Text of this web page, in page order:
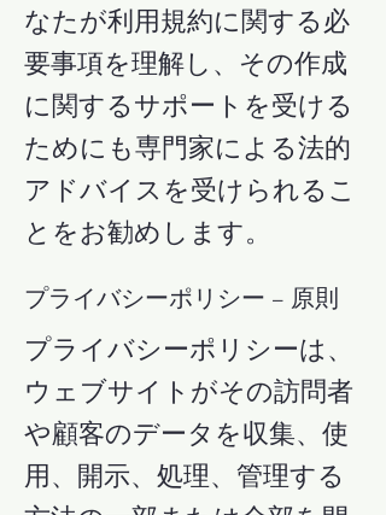
なたが利用規約に関する必
要事項を理解し、その作成
に関するサポートを受ける
ためにも専門家による法的
アドバイスを受けられるこ
とをお勧めします。
プライバシーポリシー – 原則
プライバシーポリシーは、
ウェブサイトがその訪問者
や顧客のデータを収集、使
用、開示、処理、管理する